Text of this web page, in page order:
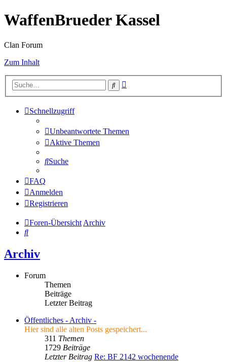
WaffenBrueder Kassel
Clan Forum
Zum Inhalt
Suche
Schnellzugriff
Unbeantwortete Themen
Aktive Themen
Suche
FAQ
Anmelden
Registrieren
Foren-ÜbersichtArchiv
Suche
Archiv
Forum
Themen
Beiträge
Letzter Beitrag
Öffentliches - Archiv -
Hier sind alle alten Posts gespeichert...
311 Themen
1729 Beiträge
Letzter Beitrag Re: BF 2142 wochenende